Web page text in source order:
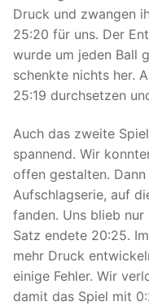
Druck und zwangen
25:20 für uns. Der
wurde um jeden Ball
schenkte nichts her.
25:19 durchsetzen
Auch das zweite
spannend. Wir
offen gestalten.
Aufschlagserie, auf
fanden. Uns blieb
Satz endete 20:25.
mehr Druck
einige Fehler. Wir
damit das Spiel mit